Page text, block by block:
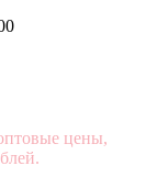
цены,